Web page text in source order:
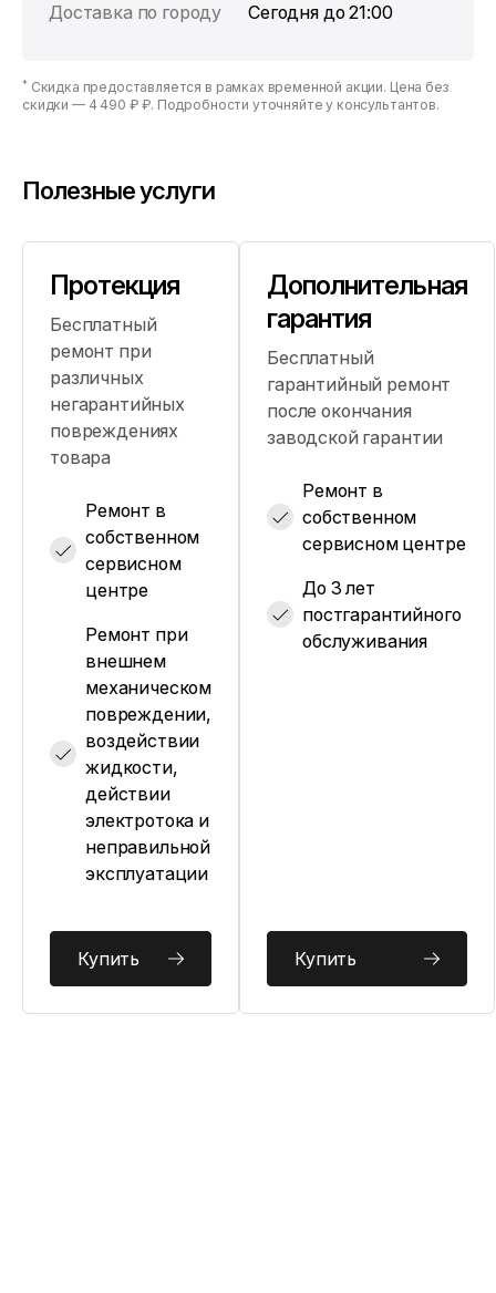
Доставка по городу
Сегодня до 21:00
* Скидка предоставляется в рамках временной акции. Цена без
скидки — 4 490 ₽ ₽. Подробности уточняйте у консультантов.
Полезные услуги
Протекция
Бесплатный
ремонт при
различных
негарантийных
повреждениях
товара
Ремонт в
собственном
сервисном
центре
Ремонт при
внешнем
механическом
повреждении,
воздействии
жидкости,
действии
электротока и
неправильной
эксплуатации
Купить
Дополнительная
гарантия
Бесплатный
гарантийный ремонт
после окончания
заводской гарантии
Ремонт в
собственном
сервисном центре
До 3 лет
постгарантийного
обслуживания
Купить